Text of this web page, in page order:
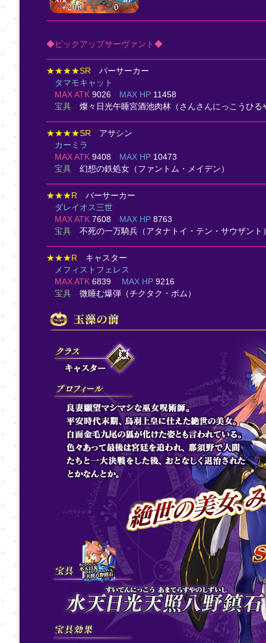
◆ピックアップサーヴァント◆
★★★★SR バーサーカー
タマモキャット
MAX ATK 9026 MAX HP 11458
宝具 燦々日光午睡宮酒池肉林 （さんさんにっこうひ
★★★★SR アサシン
カーミラ
MAX ATK 9408 MAX HP 10473
宝具 幻想の鉄処女（ファントム・メイデン）
★★★R バーサーカー
ダレイオス三世
MAX ATK 7608 MAX HP 8763
宝具 不死の一万騎兵（アタナトイ・テン・サウザント
★★★R キャスター
メフィストフェレス
MAX ATK 6839 MAX HP 9216
宝具 微睡む爆弾 （チクタク・ボム）